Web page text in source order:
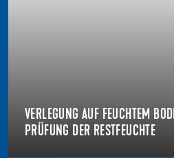
VERLEGUNG AUF FEUCHTEM
PRÜFUNG DER RESTFEUCHTE